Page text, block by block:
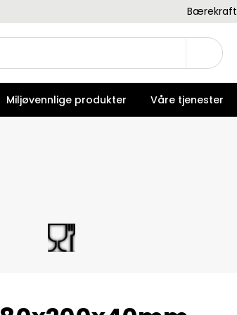
Bærekraft
Miljøvennlige produkter Våre tjenester